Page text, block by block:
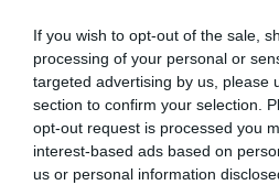
If you wish to opt-out of the sale,
processing of your personal or
targeted advertising by us, please
section to confirm your selection.
opt-out request is processed you
interest-based ads based on
us or personal information
REAL MADRID HACIENDA BERNABEU
2020.02.14. Adam
Welcome Reinier!
Mivel Jesús január 19-én töltötte be a